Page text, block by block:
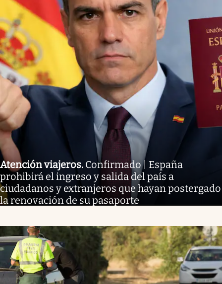
Atención viajeros. Confirmado | España
prohibirá el ingreso y salida del país a
ciudadanos y extranjeros que hayan postergado
la renovación de su pasaporte